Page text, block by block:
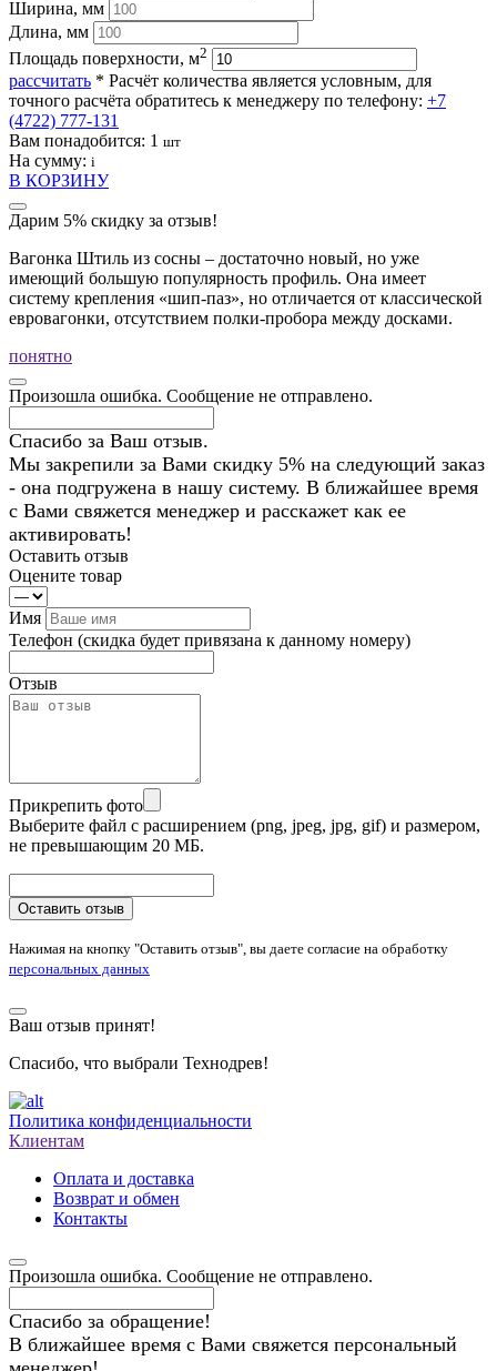
Ширина, мм
Длина, мм
Площадь поверхности, м2
рассчитать * Расчёт количества является условным, для
точного расчёта обратитесь к менеджеру по телефону: +7
(4722) 777-131
Вам понадобится: 1 шт
На сумму: i
В КОРЗИНУ
Дарим 5% скидку за отзыв!
Вагонка Штиль из сосны – достаточно новый, но уже
имеющий большую популярность профиль. Она имеет
систему крепления «шип-паз», но отличается от классической
евровагонки, отсутствием полки-пробора между досками.
понятно
Произошла ошибка. Сообщение не отправлено.
Спасибо за Ваш отзыв.
Мы закрепили за Вами скидку 5% на следующий заказ
- она подгружена в нашу систему. В ближайшее время
с Вами свяжется менеджер и расскажет как ее
активировать!
Оставить отзыв
Оцените товар
Имя
Телефон (скидка будет привязана к данному номеру)
Отзыв
Прикрепить фото
Выберите файл с расширением (png, jpeg, jpg, gif) и размером,
не превышающим 20 МБ.
Оставить отзыв
Нажимая на кнопку "Оставить отзыв", вы даете согласие на обработку
персональных данных
Ваш отзыв принят!
Спасибо, что выбрали Технодрев!
Политика конфиденциальности
Клиентам
Оплата и доставка
Возврат и обмен
Контакты
Произошла ошибка. Сообщение не отправлено.
Спасибо за обращение!
В ближайшее время с Вами свяжется персональный